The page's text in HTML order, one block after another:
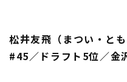
松井友飛（まつい・と
#45／ドラフト5位／金